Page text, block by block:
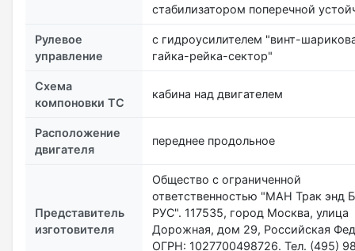
стабилизатором поперечной
Рулевое
управление
с гидроусилителем "винт-
гайка-рейка-сектор"
Схема
компоновки ТС
кабина над двигателем
Расположение
двигателя
переднее продольное
Представитель
изготовителя
Общество с ограниченной
ответственностью "МАН Трак энд
РУС". 117535, город Москва, улица
Дорожная, дом 29, Российская
ОГРН: 1027700498726. Тел. (495)